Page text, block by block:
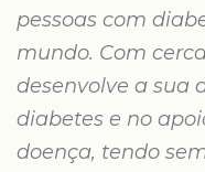
pessoas com
mundo. Com
desenvolve a sua
diabetes e no
doença, tendo